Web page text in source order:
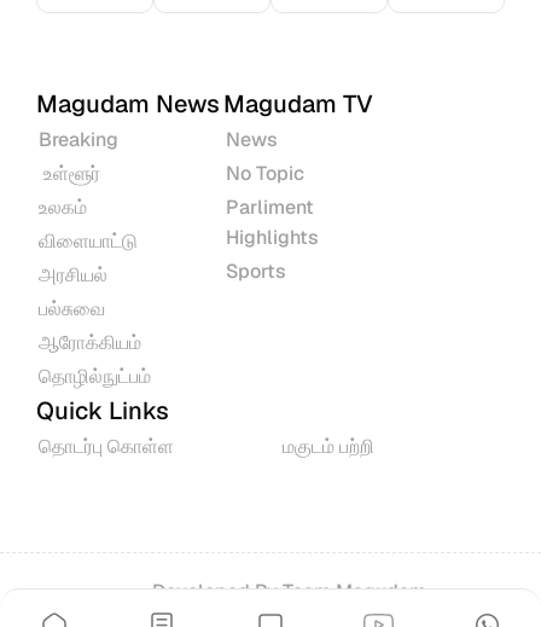
Magudam News
Breaking
உள்ளூர்
உலகம்
விளையாட்டு
அரசியல்
பல்சுவை
ஆரோக்கியம்
தொழில்நுட்பம்
Magudam TV
News
No Topic
Parliment
Highlights
Sports
Quick Links
தொடர்பு கொள்ள மகுடம் பற்றி
Developed By Team Magudam
© 2026 All rights reserved.